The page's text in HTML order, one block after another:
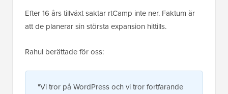
Efter 16 års tillväxt saktar rtCamp inte ner. Faktum är
att de planerar sin största expansion hittills.
Rahul berättade för oss:
"Vi tror på WordPress och vi tror fortfarande